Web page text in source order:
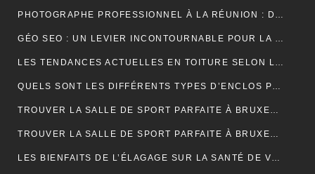
PHOTOGRAPHE PROFESSIONNEL À LA RÉUNION : DÉCOUVREZ L’EXPÉRIENCE UNIQUE D’UNE SÉANCE PHOTO EN STUDIO
GÉO SEO : UN LEVIER INCONTOURNABLE POUR LA VISIBILITÉ LOCALE
LES TENDANCES ACTUELLES EN TOITURE SELON LES COUVREURS EXPÉRIMENTÉS
QUELS SONT LES DIFFÉRENTS TYPES D’ENCLOS POUR ANIMAUX ?
TROUVER LA SALLE DE SPORT PARFAITE À BRUXELLES : BIEN PLUS QU’UNE QUESTION D’ADRESSE
TROUVER LA SALLE DE SPORT PARFAITE À BRUXELLES : BIEN PLUS QU’UNE QUESTION D’ADRESSE
LES BIENFAITS DE L’ÉLAGAGE SUR LA SANTÉ DE VOS ARBRES